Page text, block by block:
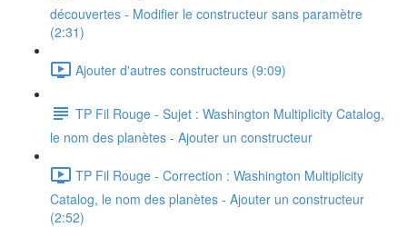
découvertes - Modifier le constructeur sans paramètre
(2:31)
Ajouter d'autres constructeurs (9:09)
TP Fil Rouge - Sujet : Washington Multiplicity Catalog,
le nom des planètes - Ajouter un constructeur
TP Fil Rouge - Correction : Washington Multiplicity
Catalog, le nom des planètes - Ajouter un constructeur
(2:52)